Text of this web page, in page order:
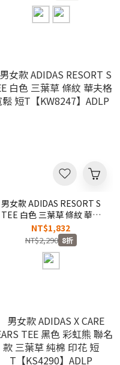
男女款 ADIDAS RESORT S
TEE 白色 三葉草 條紋 華夫
格 寬鬆 短T【KW8247】
ADLP
NT$1,832
NT$2,290 8折